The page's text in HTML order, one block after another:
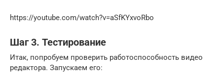
https://youtube.com/watch?v=aSfKYxvoRbo
Шаг 3. Тестирование
Итак, попробуем проверить работоспособность видео
редактора. Запускаем его: